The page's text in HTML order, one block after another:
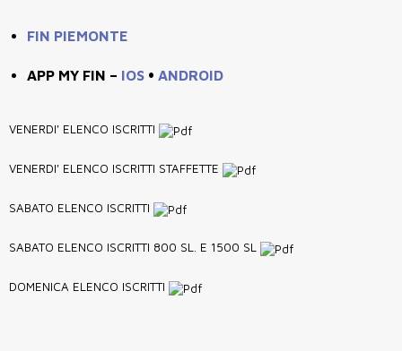
FIN PIEMONTE
APP MY FIN – IOS • ANDROID
VENERDI' ELENCO ISCRITTI
VENERDI' ELENCO ISCRITTI STAFFETTE
SABATO ELENCO ISCRITTI
SABATO ELENCO ISCRITTI 800 SL. E 1500 SL
DOMENICA ELENCO ISCRITTI